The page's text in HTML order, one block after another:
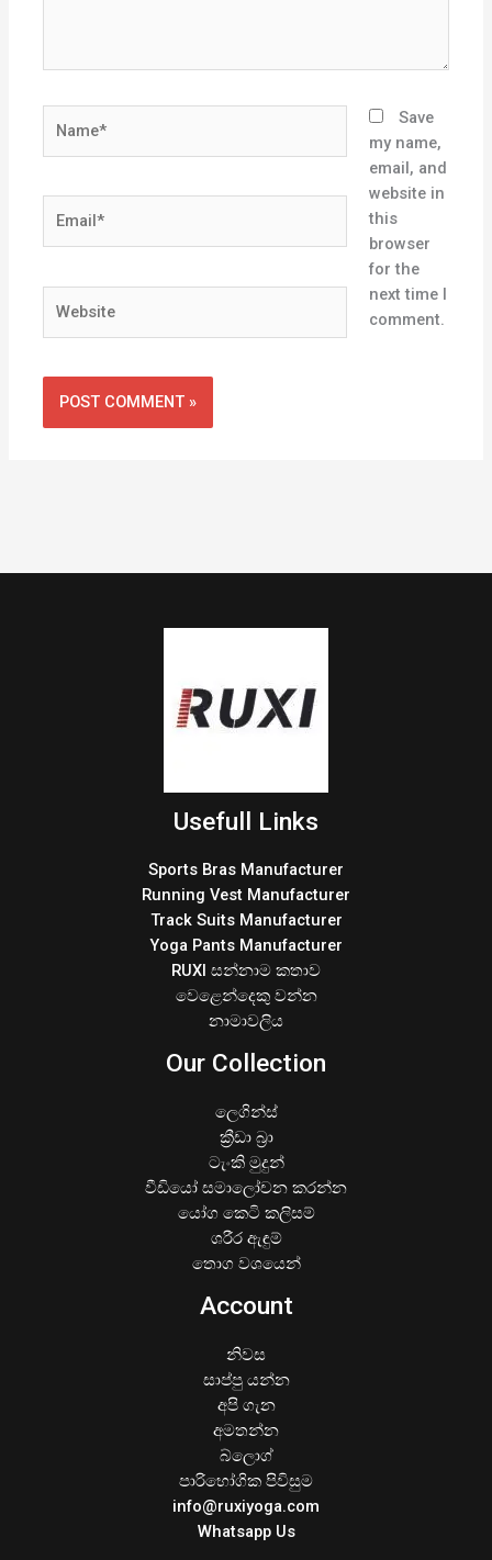
Save
my name,
email, and
website in
this
browser
for the
next time I
comment.
Usefull Links
Sports Bras Manufacturer
Running Vest Manufacturer
Track Suits Manufacturer
Yoga Pants Manufacturer
RUXI සන්නාම කතාව
වෙළෙන්දෙකු වන්න
නාමාවලිය
Our Collection
ලෙගින්ස්
ක්‍රීඩා බ්‍රා
ටැංකි මුදුන්
වීඩියෝ සමාලෝචන කරන්න
යෝග කෙටි කලිසම්
ශරීර ඇඳුම්
තොග වශයෙන්
Account
නිවස
සාප්පු යන්න
අපි ගැන
අමතන්න
බ්ලොග්
පාරිභෝගික පිවිසුම
info@ruxiyoga.com
Whatsapp Us